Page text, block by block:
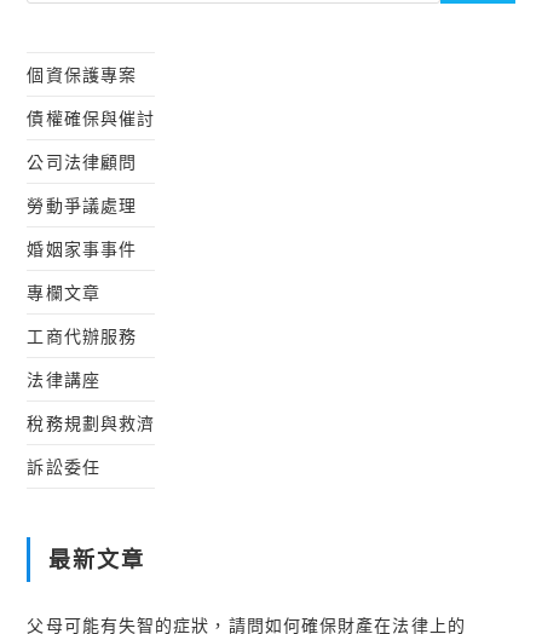
個資保護專案
債權確保與催討
公司法律顧問
勞動爭議處理
婚姻家事事件
專欄文章
工商代辦服務
法律講座
稅務規劃與救濟
訴訟委任
最新文章
父母可能有失智的症狀，請問如何確保財產在法律上的